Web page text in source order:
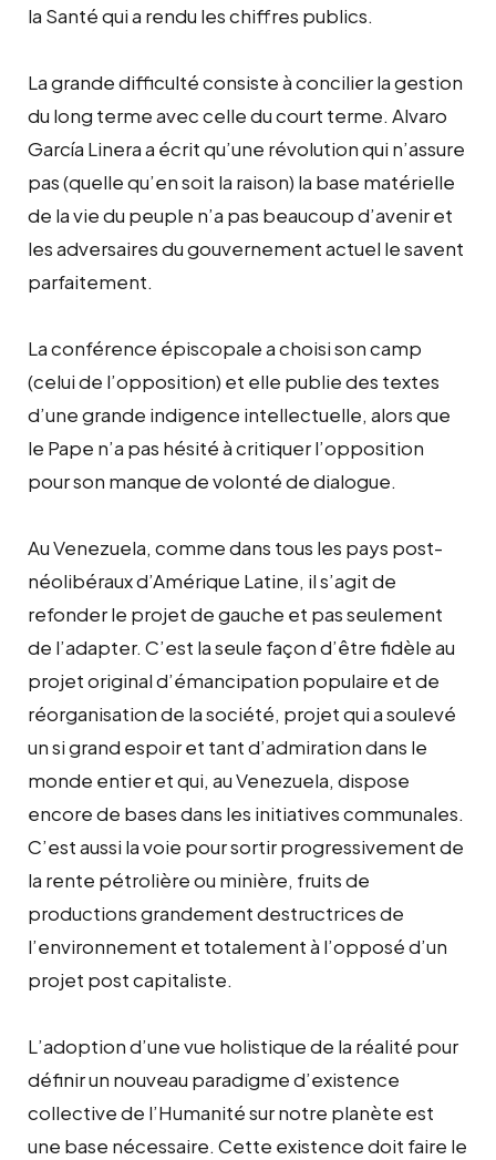
la Santé qui a rendu les chiffres publics.
La grande difficulté consiste à concilier la gestion
du long terme avec celle du court terme. Alvaro
García Linera a écrit qu’une révolution qui n’assure
pas (quelle qu’en soit la raison) la base matérielle
de la vie du peuple n’a pas beaucoup d’avenir et
les adversaires du gouvernement actuel le savent
parfaitement.
La conférence épiscopale a choisi son camp
(celui de l’opposition) et elle publie des textes
d’une grande indigence intellectuelle, alors que
le Pape n’a pas hésité à critiquer l’opposition
pour son manque de volonté de dialogue.
Au Venezuela, comme dans tous les pays post-
néolibéraux d’Amérique Latine, il s’agit de
refonder le projet de gauche et pas seulement
de l’adapter. C’est la seule façon d’être fidèle au
projet original d’émancipation populaire et de
réorganisation de la société, projet qui a soulevé
un si grand espoir et tant d’admiration dans le
monde entier et qui, au Venezuela, dispose
encore de bases dans les initiatives communales.
C’est aussi la voie pour sortir progressivement de
la rente pétrolière ou minière, fruits de
productions grandement destructrices de
l’environnement et totalement à l’opposé d’un
projet post capitaliste.
L’adoption d’une vue holistique de la réalité pour
définir un nouveau paradigme d’existence
collective de l’Humanité sur notre planète est
une base nécessaire. Cette existence doit faire le